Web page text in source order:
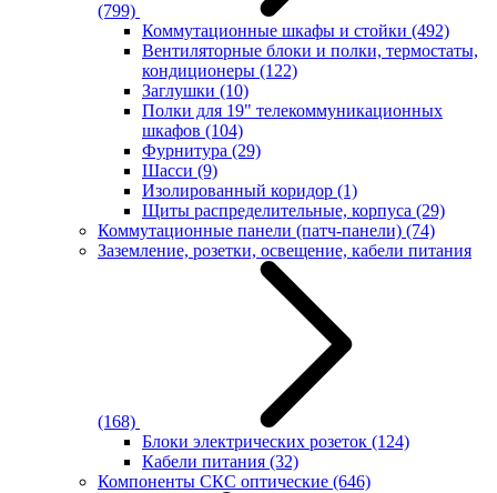
(799)
Коммутационные шкафы и стойки (492)
Вентиляторные блоки и полки, термостаты,
кондиционеры (122)
Заглушки (10)
Полки для 19" телекоммуникационных
шкафов (104)
Фурнитура (29)
Шасси (9)
Изолированный коридор (1)
Щиты распределительные, корпуса (29)
Коммутационные панели (патч-панели) (74)
Заземление, розетки, освещение, кабели питания
(168)
Блоки электрических розеток (124)
Кабели питания (32)
Компоненты СКС оптические (646)